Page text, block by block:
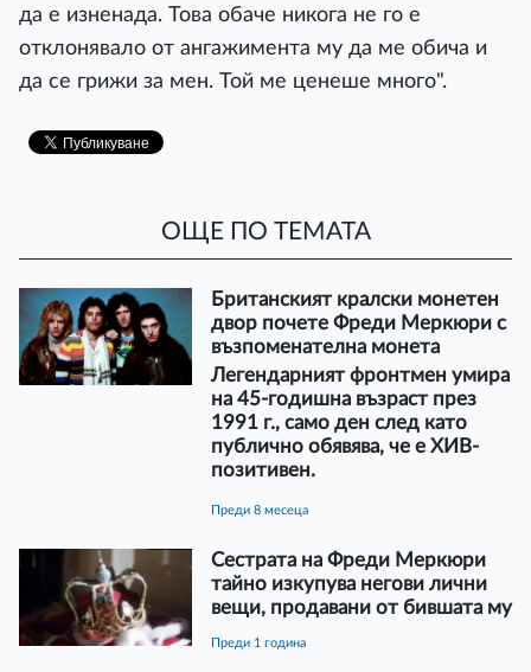
да е изненада. Това обаче никога не го е
отклонявало от ангажимента му да ме обича и
да се грижи за мен. Той ме ценеше много".
ОЩЕ ПО ТЕМАТА
Британският кралски монетен
двор почете Фреди Меркюри с
възпоменателна монета
Легендарният фронтмен умира
на 45-годишна възраст през
1991 г., само ден след като
публично обявява, че е ХИВ-
позитивен.
преди 8 месеца
Сестрата на Фреди Меркюри
тайно изкупува негови лични
вещи, продавани от бившата му
преди 1 година